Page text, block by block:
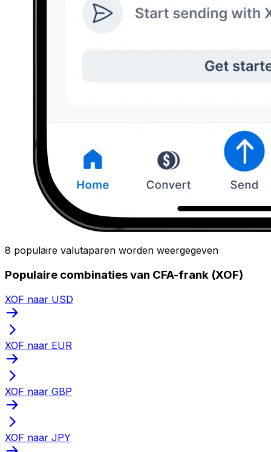
8 populaire valutaparen worden weergegeven
Populaire combinaties van CFA-frank (XOF)
XOF naar USD
XOF naar EUR
XOF naar GBP
XOF naar JPY